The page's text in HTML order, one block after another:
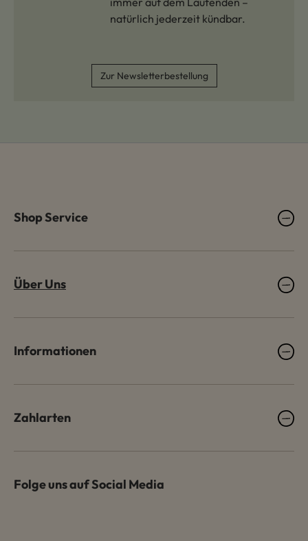
natürlich jederzeit kündbar.
Zur Newsletterbestellung
Shop Service
Über Uns
Informationen
Zahlarten
Folge uns auf Social Media